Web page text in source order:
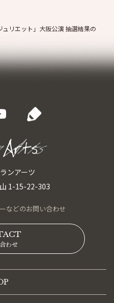
ュリエット」大阪公演 抽選結果の
ンアーツ
1-15-22-303
などのお問い合わせ
わせ